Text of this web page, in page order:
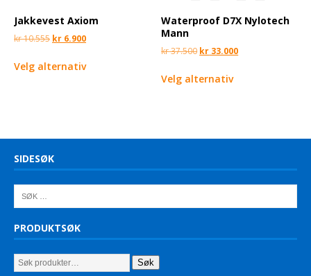
Jakkevest Axiom
kr10.555 kr 6.900
Velg alternativ
Waterproof D7X Nylotech
Mann
kr37.500 kr 33.000
Velg alternativ
SIDESØK
PRODUKTSØK
Søk